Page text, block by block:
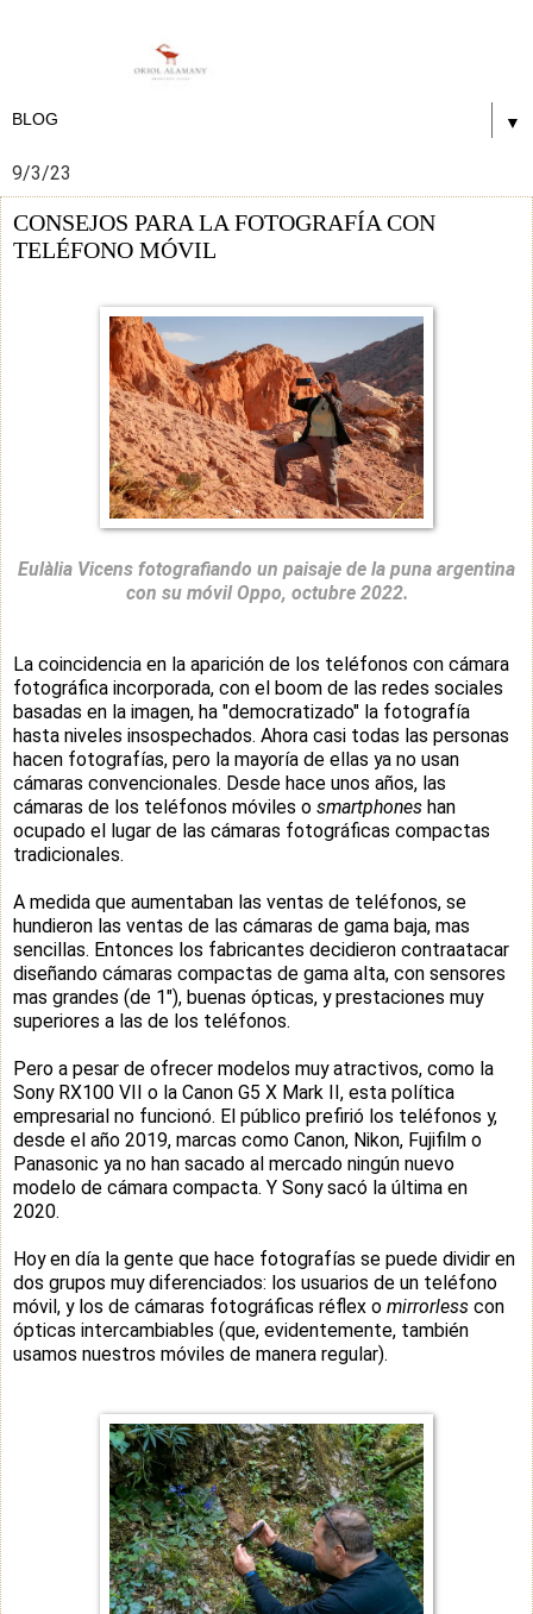
▼
9/3/23
CONSEJOS PARA LA FOTOGRAFÍA CON
TELÉFONO MÓVIL
Eulàlia Vicens fotografiando un paisaje de la puna argentina
con su móvil Oppo, octubre 2022.
La coincidencia en la aparición de los teléfonos con cámara
fotográfica incorporada, con el boom de las redes sociales
basadas en la imagen, ha "democratizado" la fotografía
hasta niveles insospechados. Ahora casi todas las personas
hacen fotografías, pero la mayoría de ellas ya no usan
cámaras convencionales. Desde hace unos años, las
cámaras de los teléfonos móviles o smartphones han
ocupado el lugar de las cámaras fotográficas compactas
tradicionales.
A medida que aumentaban las ventas de teléfonos, se
hundieron las ventas de las cámaras de gama baja, mas
sencillas. Entonces los fabricantes decidieron contraatacar
diseñando cámaras compactas de gama alta, con sensores
mas grandes (de 1"), buenas ópticas, y prestaciones muy
superiores a las de los teléfonos.
Pero a pesar de ofrecer modelos muy atractivos, como la
Sony RX100 VII o la Canon G5 X Mark II, esta política
empresarial no funcionó. El público prefirió los teléfonos y,
desde el año 2019, marcas como Canon, Nikon, Fujifilm o
Panasonic ya no han sacado al mercado ningún nuevo
modelo de cámara compacta. Y Sony sacó la última en
2020.
Hoy en día la gente que hace fotografías se puede dividir en
dos grupos muy diferenciados: los usuarios de un teléfono
móvil, y los de cámaras fotográficas réflex o mirrorless con
ópticas intercambiables (que, evidentemente, también
usamos nuestros móviles de manera regular).